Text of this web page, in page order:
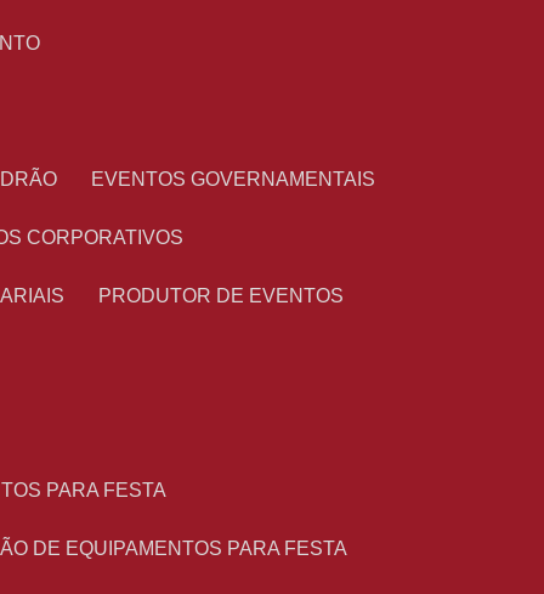
EVENTOS GOVERNAMENTAIS
CORPORATIVOS
PRODUTOR DE EVENTOS
PARA FESTA
DE EQUIPAMENTOS PARA FESTA